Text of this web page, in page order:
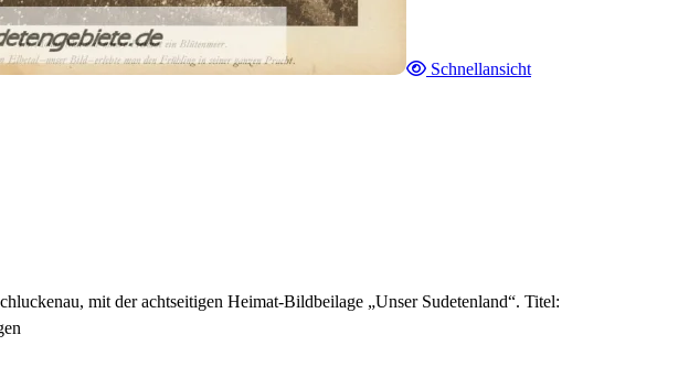
Schnellansicht
mit der achtseitigen Heimat-Bildbeilage „Unser Sudetenland“. Titel: